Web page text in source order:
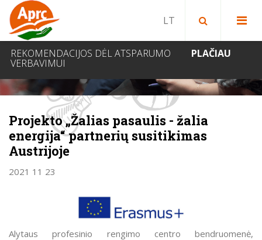
REKOMENDACIJOS DĖL ATSPARUMO
VERBAVIMUI
PLAČIAU
Paieška bibliotekoje
NAUJIENOS
Projekto „Žalias pasaulis - žalia
energija“ partnerių susitikimas
Austrijoje
2021 11 23
Alytaus profesinio rengimo centro bendruomenė,